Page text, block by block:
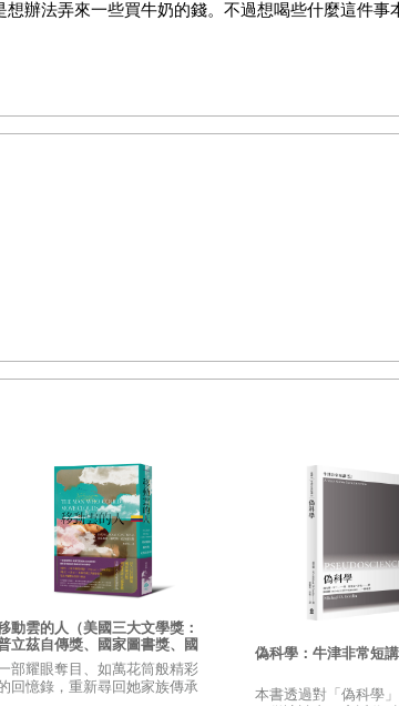
辦法弄來一些買牛奶的錢。不過想喝些什麼這件事
姻結合的兩人之間，有可能存在愛嗎？她的判決如
會自由地給予彼此一切，無須承擔任何義務或必要
。
理由。
現在我們只檢視愛所提供的理由。為什麼那些理由
喊出這個口號時的自信很惱人，因為，拜託，根本不
正是因為空洞而有用處：我們會因此被迫面對事實
理由搞混的是原因。
因的差距並不大。不過只有人類 擁有理性，無生命
宣稱他們的「抱怨是有原因的
，他們眞正想說的可
果有一丁點兒火星釀成了電線失火，我們不會說電線
我們會基於糟糕的理由去行動
（或相信某事）。只
動雲的人（美國三大文學獎：
立茲自傳獎、國家圖書獎、國
家書評人協會獎決選作品）
部耀眼奪目、如萬花筒般精彩
回憶錄，重新尋回她家族傳承
偽科學：牛津非常短
本書透過對「偽科學